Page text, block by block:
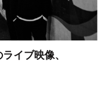
イブ映像、